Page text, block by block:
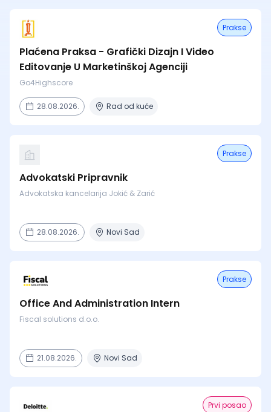
Prakse
Plaćena Praksa - Grafički Dizajn I Video
Editovanje U Marketinškoj Agenciji
Go4Highscore
28.08.2026. Rad od kuće
Prakse
Advokatski Pripravnik
Advokatska kancelarija Jokić & Zarić
28.08.2026. Novi Sad
Prakse
Office And Administration Intern
Fiscal solutions d.o.o.
21.08.2026. Novi Sad
Prvi posao